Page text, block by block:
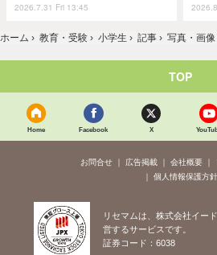
2026.7.31 Fri 13:45
ホーム › 教育・受験 › 小学生 › 記事 › 写真・画像
TOP
Home Facebook X
お問合せ 広告掲載 会社概要
個人情報保護方針
リセマムは、株式会社イー
営するサービスです。
証券コード：6038